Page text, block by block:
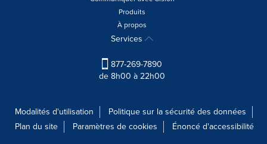
Produits
À propos
Services
877-269-7890
de 8h00 à 22h00
Modalités d'utilisation
Politique sur la sécurité des données
Plan du site
Paramètres de cookies
Énoncé d'accessibilité